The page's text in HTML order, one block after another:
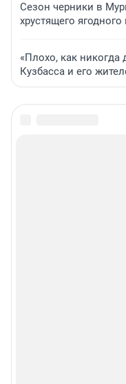
Сезон черники в
хрустящего
«Плохо, как никогда
Кузбасса и его